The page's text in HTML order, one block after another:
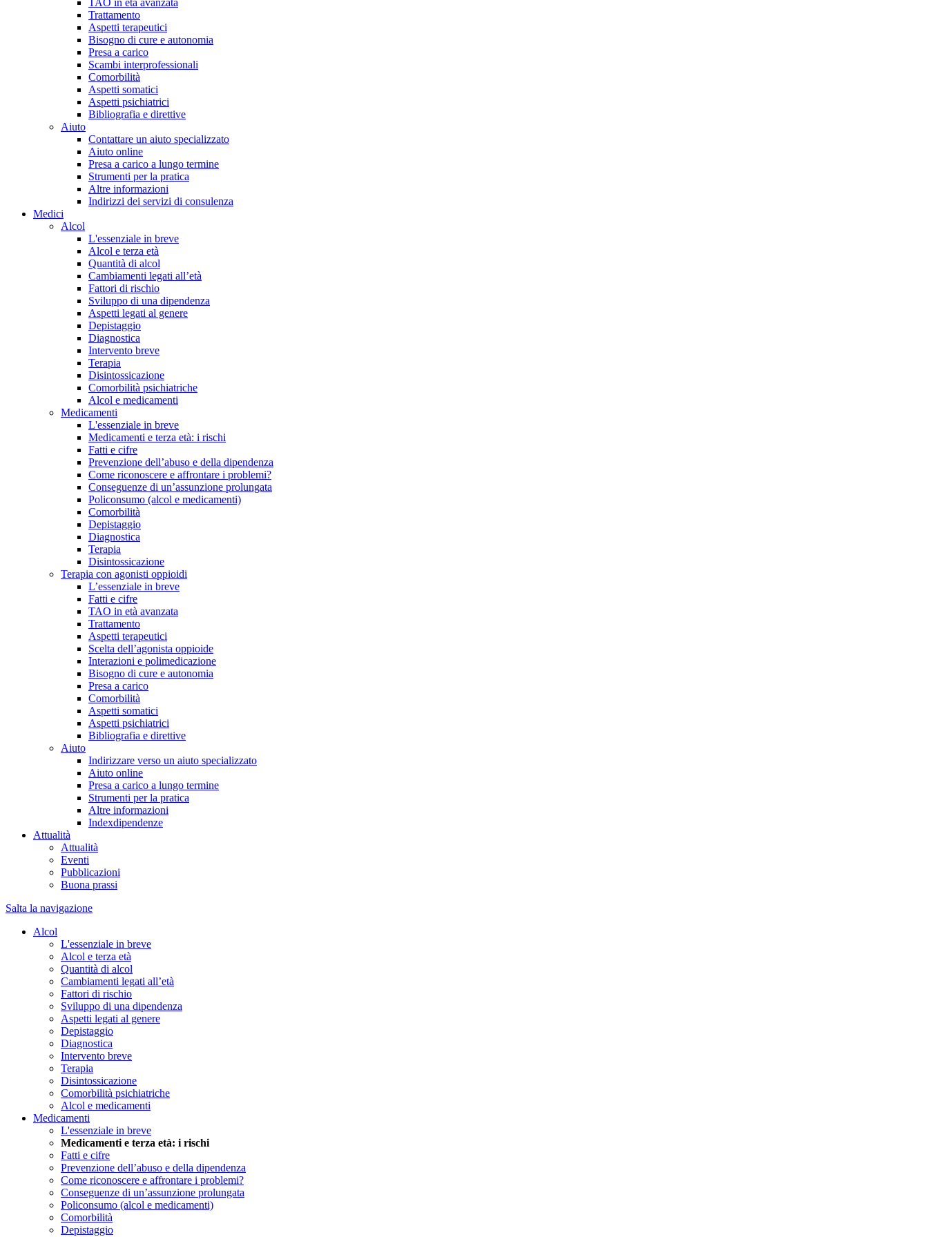
TAO in età avanzata
Trattamento
Aspetti terapeutici
Bisogno di cure e autonomia
Presa a carico
Scambi interprofessionali
Comorbilità
Aspetti somatici
Aspetti psichiatrici
Bibliografia e direttive
Aiuto
Contattare un aiuto specializzato
Aiuto online
Presa a carico a lungo termine
Strumenti per la pratica
Altre informazioni
Indirizzi dei servizi di consulenza
Medici
Alcol
L'essenziale in breve
Alcol e terza età
Quantità di alcol
Cambiamenti legati all’età
Fattori di rischio
Sviluppo di una dipendenza
Aspetti legati al genere
Depistaggio
Diagnostica
Intervento breve
Terapia
Disintossicazione
Comorbilità psichiatriche
Alcol e medicamenti
Medicamenti
L'essenziale in breve
Medicamenti e terza età: i rischi
Fatti e cifre
Prevenzione dell’abuso e della dipendenza
Come riconoscere e affrontare i problemi?
Conseguenze di un’assunzione prolungata
Policonsumo (alcol e medicamenti)
Comorbilità
Depistaggio
Diagnostica
Terapia
Disintossicazione
Terapia con agonisti oppioidi
L’essenziale in breve
Fatti e cifre
TAO in età avanzata
Trattamento
Aspetti terapeutici
Scelta dell’agonista oppioide
Interazioni e polimedicazione
Bisogno di cure e autonomia
Presa a carico
Comorbilità
Aspetti somatici
Aspetti psichiatrici
Bibliografia e direttive
Aiuto
Indirizzare verso un aiuto specializzato
Aiuto online
Presa a carico a lungo termine
Strumenti per la pratica
Altre informazioni
Indexdipendenze
Attualità
Attualità
Eventi
Pubblicazioni
Buona prassi
Salta la navigazione
Alcol
L'essenziale in breve
Alcol e terza età
Quantità di alcol
Cambiamenti legati all’età
Fattori di rischio
Sviluppo di una dipendenza
Aspetti legati al genere
Depistaggio
Diagnostica
Intervento breve
Terapia
Disintossicazione
Comorbilità psichiatriche
Alcol e medicamenti
Medicamenti
L'essenziale in breve
Medicamenti e terza età: i rischi
Fatti e cifre
Prevenzione dell’abuso e della dipendenza
Come riconoscere e affrontare i problemi?
Conseguenze di un’assunzione prolungata
Policonsumo (alcol e medicamenti)
Comorbilità
Depistaggio